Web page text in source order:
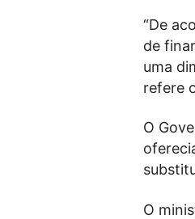
“De
de
uma
refere
O
O